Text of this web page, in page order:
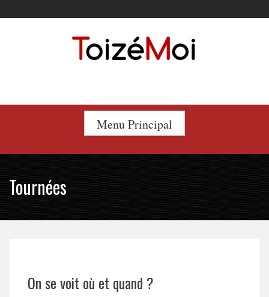
to
Menu Principal
Tournées
On se voit où et quand ?